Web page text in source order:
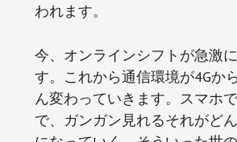
われます。
今、オンラインシフトが急激
す。これから通信環境が4Gか
ん変わっていきます。スマホ
で、ガンガン見れるそれがど